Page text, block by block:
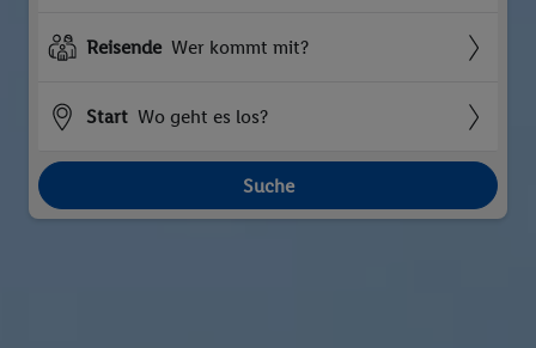
Reisende Wer kommt mit?
Start Wo geht es los?
Suche